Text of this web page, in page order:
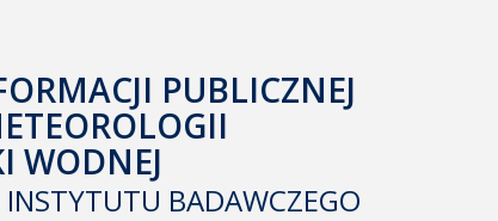
PUBLICZNEJ
WODNEJ
BADAWCZEGO